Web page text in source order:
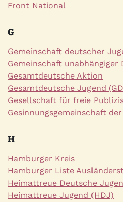
Front National
G
Gemeinschaft deutscher
Gemeinschaft unabhängiger
Gesamtdeutsche Aktion
Gesamtdeutsche Jugend
Gesellschaft für freie
Gesinnungsgemeinschaft
H
Hamburger Kreis
Hamburger Liste
Heimattreue Deutsche
Heimattreue Jugend (HDJ)